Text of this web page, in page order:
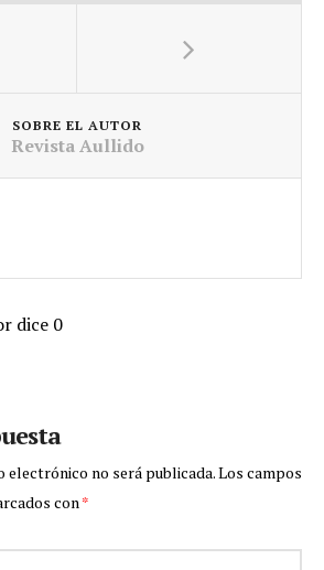
SOBRE EL AUTOR
Revista Aullido
dice 0
electrónico no será publicada.Los campos
con*